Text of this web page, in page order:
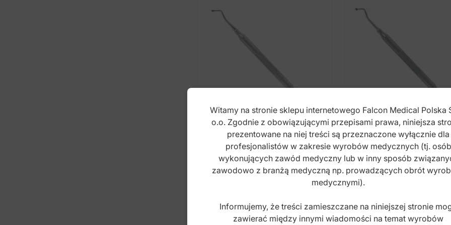
Classic-Lite Upychadło
Falcon fig.3
Classic-Lite Upychadło
Falcon fig.4
Witamy na stronie sklepu internetowego Falcon Medical Polska
o.o. Zgodnie z obowiązującymi przepisami prawa, niniejsza
prezentowane na niej treści są przeznaczone wyłącznie dla
profesjonalistów w zakresie wyrobów medycznych (tj. osób
wykonujących zawód medyczny lub w inny sposób
zawodowo z branżą medyczną np. prowadzących obrót
medycznymi).
Informujemy, że treści zamieszczane na niniejszej stronie
zawierać między innymi wiadomości na temat wyrobów